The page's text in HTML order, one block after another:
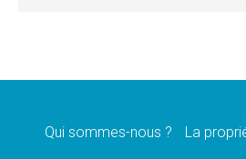
d'entendre ceux qui
Qui sommes-nous ? La